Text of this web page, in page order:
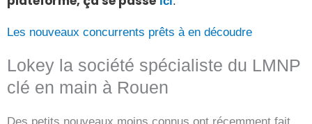
Les nouveaux concurrents prêts à en découdre
Lokey la société spécialiste du LMNP
clé en main à Rouen
Des petits nouveaux moins connus ont récemment fait